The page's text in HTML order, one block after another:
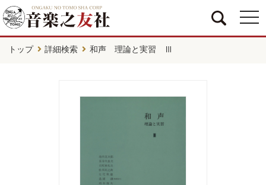
トップ 詳細検索 和声 理論と実習 Ⅲ